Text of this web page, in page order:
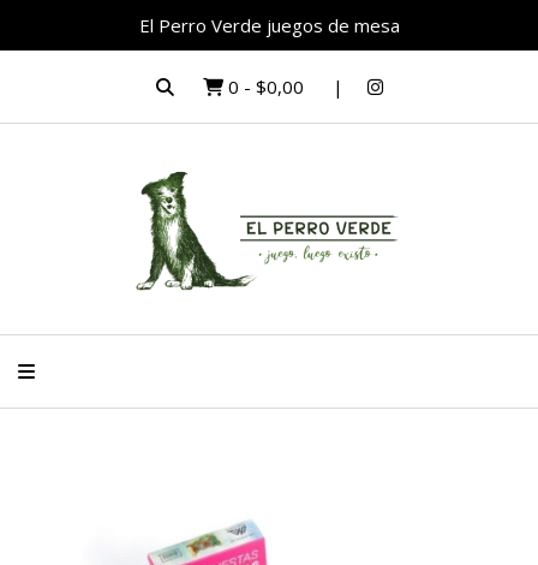
El Perro Verde juegos de mesa
0 - $0,00